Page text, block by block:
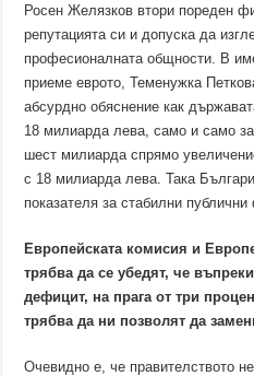
бюджет
за
тази
година
на
за
Росен Желязков втори пореден
репутацията си и допуска да
професионалната общности. В
приеме еврото, Теменужка
абсурдно обяснение как
18 милиарда лева, само и само
шест милиарда спрямо
с 18 милиарда лева. Така
показателя за стабилни публични
Европейската комисия и
трябва да се убедят, че
дефицит, на прага от три
трябва да ни позволят да
Очевидно е, че правителството